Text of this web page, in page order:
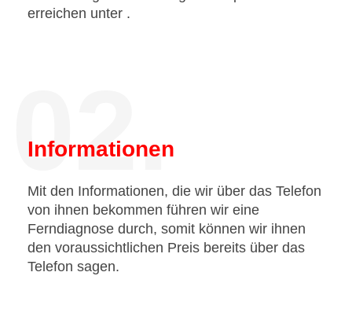
erreichen unter .
02.
Informationen
Mit den Informationen, die wir über das Telefon
von ihnen bekommen führen wir eine
Ferndiagnose durch, somit können wir ihnen
den voraussichtlichen Preis bereits über das
Telefon sagen.